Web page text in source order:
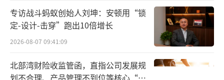
当然，更重要的是，随着“反内卷”推
进，炼化行业内部的众多小产能逐步关停并限
制新增，使得行业景气度进一步恢复。因此，
诸如荣盛石化这样的业内头部企业也自然成为
受益方。
专访战斗蚂蚁创始人刘坤：安顿用“锁
定-设计-击穿”跑出10倍增长
2026-08-07 09:41:09
北部湾财险收监管函，直指公司发展规
划不合理、产品管理不到位等核心“痛